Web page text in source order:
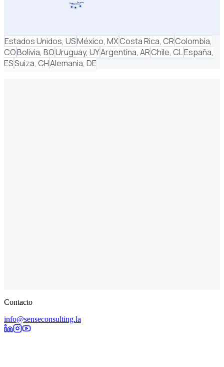
Uruguay
Argentina
Chile
Estados Unidos, USMéxico, MXCosta Rica, CRColombia,
COBolivia, BOUruguay, UYArgentina, ARChile, CLEspaña,
ESSuiza, CHAlemania, DE
Contacto
info@senseconsulting.la